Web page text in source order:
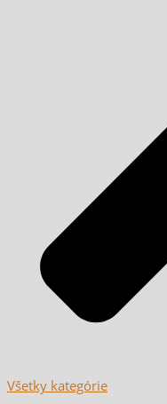
Všetky kategórie